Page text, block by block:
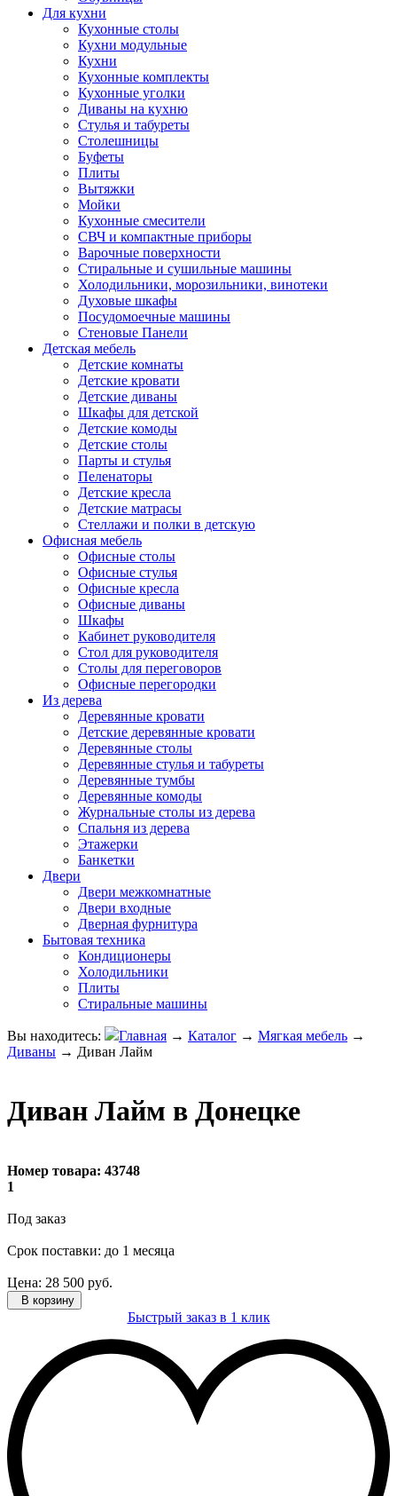
Для кухни
Кухонные столы
Кухни модульные
Кухни
Кухонные комплекты
Кухонные уголки
Диваны на кухню
Стулья и табуреты
Столешницы
Буфеты
Плиты
Вытяжки
Мойки
Кухонные смесители
СВЧ и компактные приборы
Варочные поверхности
Стиральные и сушильные машины
Холодильники, морозильники, винотеки
Духовые шкафы
Посудомоечные машины
Стеновые Панели
Детская мебель
Детские комнаты
Детские кровати
Детские диваны
Шкафы для детской
Детские комоды
Детские столы
Парты и стулья
Пеленаторы
Детские кресла
Детские матрасы
Стеллажи и полки в детскую
Офисная мебель
Офисные столы
Офисные стулья
Офисные кресла
Офисные диваны
Шкафы
Кабинет руководителя
Стол для руководителя
Столы для переговоров
Офисные перегородки
Из дерева
Деревянные кровати
Детские деревянные кровати
Деревянные столы
Деревянные стулья и табуреты
Деревянные тумбы
Деревянные комоды
Журнальные столы из дерева
Спальня из дерева
Этажерки
Банкетки
Двери
Двери межкомнатные
Двери входные
Дверная фурнитура
Бытовая техника
Кондиционеры
Холодильники
Плиты
Стиральные машины
Вы находитесь: Главная → Каталог → Мягкая мебель →
Диваны → Диван Лайм
Диван Лайм в Донецке
Номер товара: 43748
1
Под заказ
Cрок поставки: до 1 месяца
Цена: 28 500 руб.
В корзину
Быстрый заказ в 1 клик